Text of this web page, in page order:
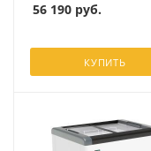
56 190 руб.
КУПИТЬ